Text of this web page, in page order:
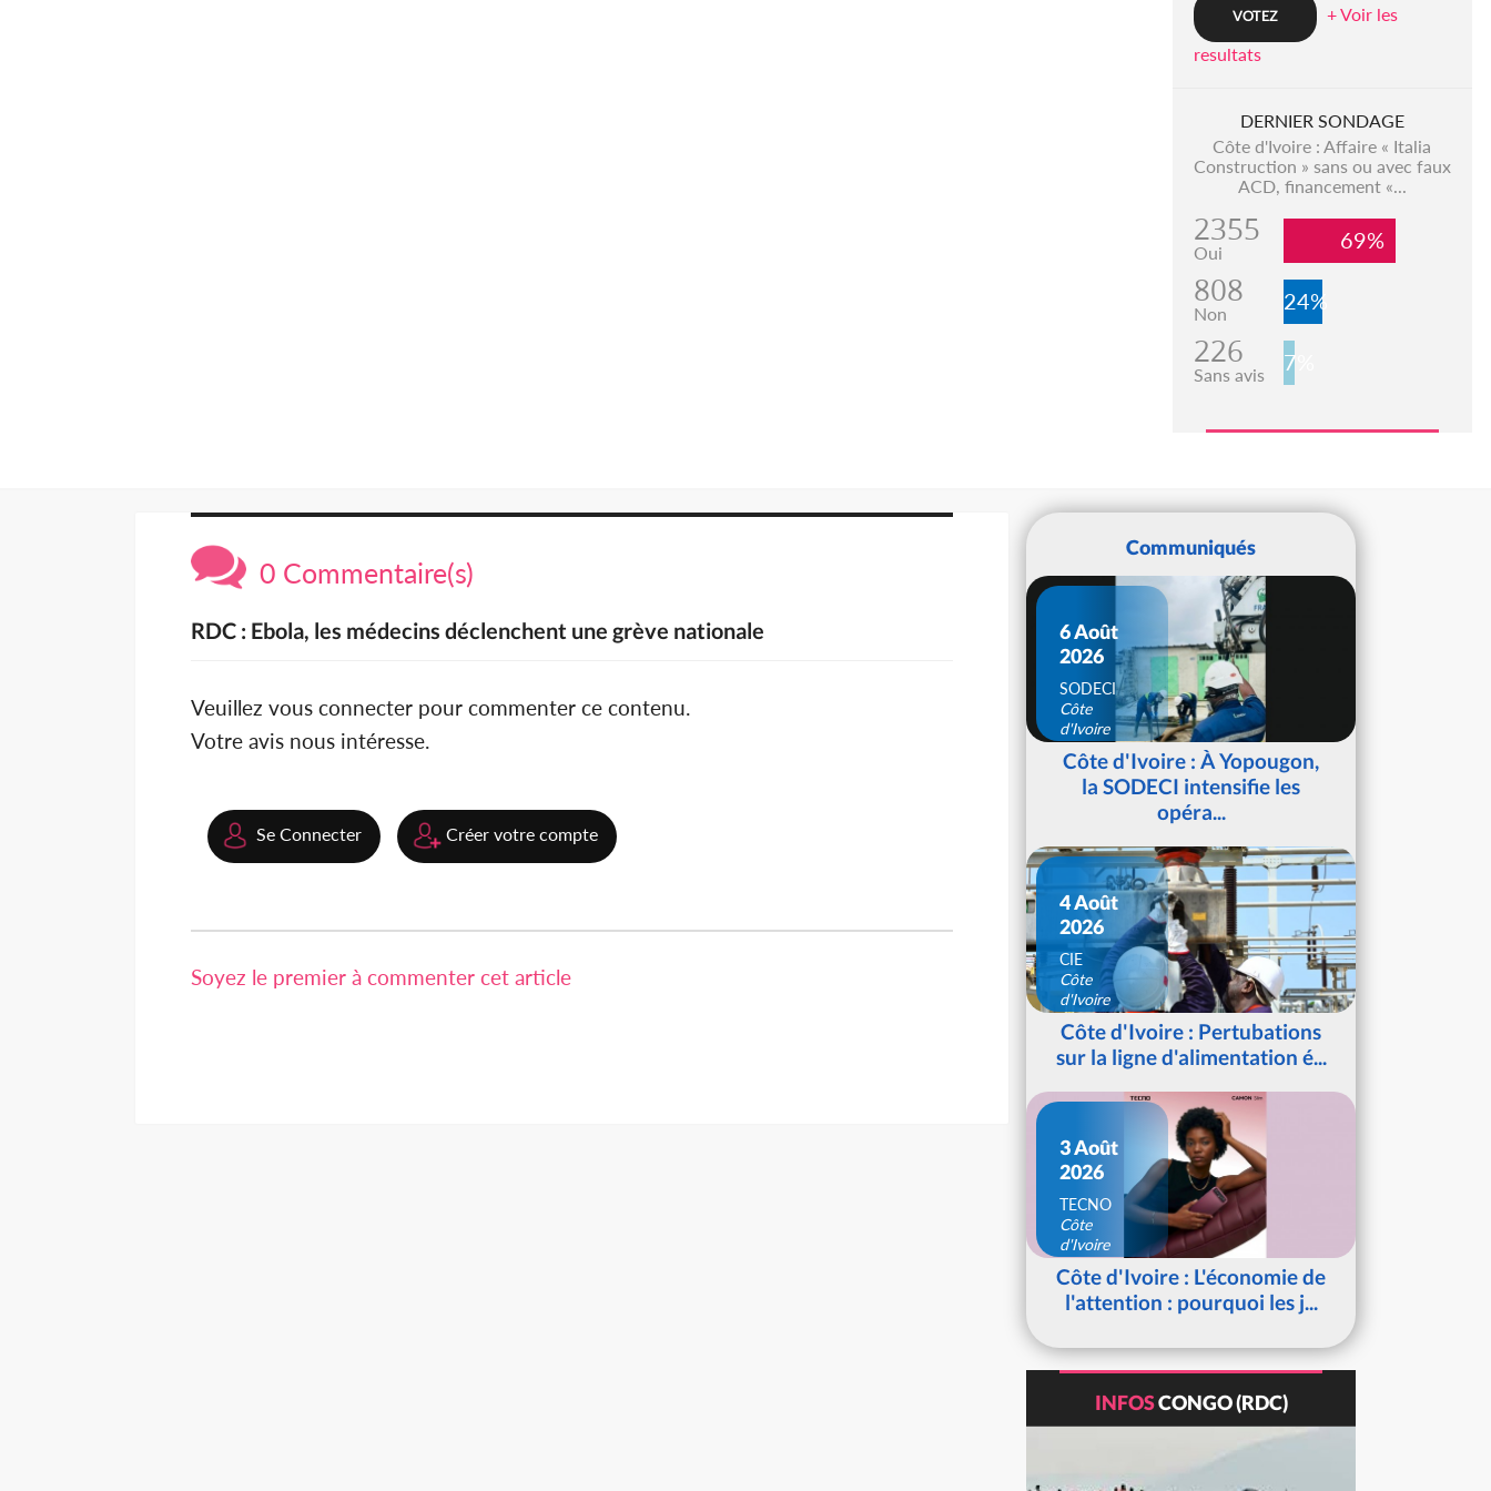
+ Voir les
resultats
DERNIER SONDAGE
Côte d'Ivoire : Affaire « Italia
Construction » sans ou avec faux
ACD, financement «...
2355
Oui 69%
808
Non 24%
226
Sans avis 7%
0 Commentaire(s)
RDC : Ebola, les médecins déclenchent une grève nationale
Veuillez vous connecter pour commenter ce contenu.
Votre avis nous intéresse.
Se Connecter Créer votre compte
Soyez le premier à commenter cet article
Communiqués
6 Août
2026
SODECI
Côte
d'Ivoire
Côte d'Ivoire : À Yopougon,
la SODECI intensifie les
opéra...
4 Août
2026
CIE
Côte
d'Ivoire
Côte d'Ivoire : Pertubations
sur la ligne d'alimentation é...
3 Août
2026
TECNO
Côte
d'Ivoire
Côte d'Ivoire : L'économie de
l'attention : pourquoi les j...
INFOSCONGO (RDC)